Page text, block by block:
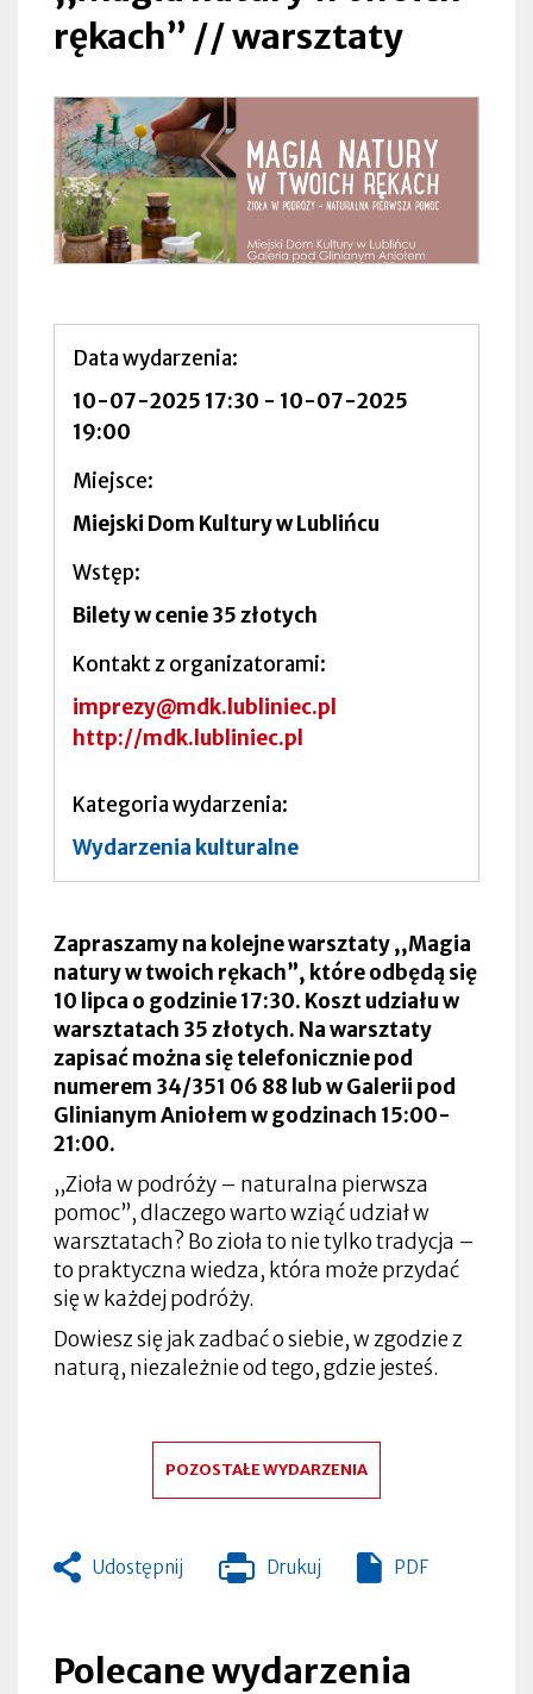
rękach” // warsztaty
Data wydarzenia
10-07-2025 17:30 - 10-07-2025
19:00
Miejsce
Miejski Dom Kultury w Lublińcu
Wstęp
Bilety w cenie 35 złotych
Kontakt z organizatorami
imprezy@mdk.lubliniec.pl
http://mdk.lubliniec.pl
Kategoria wydarzenia
Wydarzenia kulturalne
Zapraszamy na kolejne warsztaty ,,Magia
natury w twoich rękach”, które odbędą się
10 lipca o godzinie 17:30. Koszt udziału w
warsztatach 35 złotych. Na warsztaty
zapisać można się telefonicznie pod
numerem 34/351 06 88 lub w Galerii pod
Glinianym Aniołem w godzinach 15:00-
21:00.
,,Zioła w podróży – naturalna pierwsza
pomoc”, dlaczego warto wziąć udział w
warsztatach? Bo zioła to nie tylko tradycja –
to praktyczna wiedza, która może przydać
się w każdej podróży.
Dowiesz się jak zadbać o siebie, w zgodzie z
naturą, niezależnie od tego, gdzie jesteś.
POZOSTAŁE WYDARZENIA
Udostępnij Drukuj
Otworzy
zakładce
PDF
Polecane wydarzenia